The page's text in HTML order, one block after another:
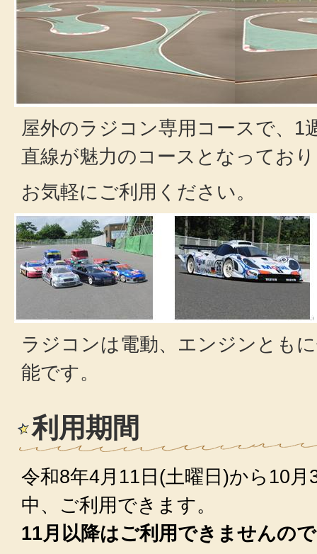
屋外のラジコン専用コースで、1
直線が魅力のコースとなってお
お気軽にご利用ください。
ラジコンは電動、エンジンとも
能です。
利用期間
令和8年4月11日(土曜日)から10月
中、ご利用できます。
11月以降はご利用できませんの